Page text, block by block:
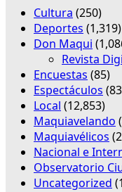
Cultura (250)
Deportes (1,319)
Don Maqui
Revista
Encuestas (85)
Espectáculos
Local (12,853)
Maquiavelando
Maquiavélicos
Nacional e
Observatorio
Uncategorized